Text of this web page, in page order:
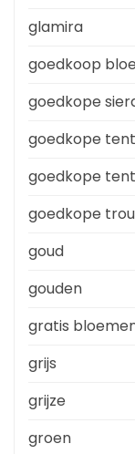
glamira
goedkoop
goedkope
goedkope tent
goedkope
goedkope
goud
gouden
gratis
grijs
grijze
groen